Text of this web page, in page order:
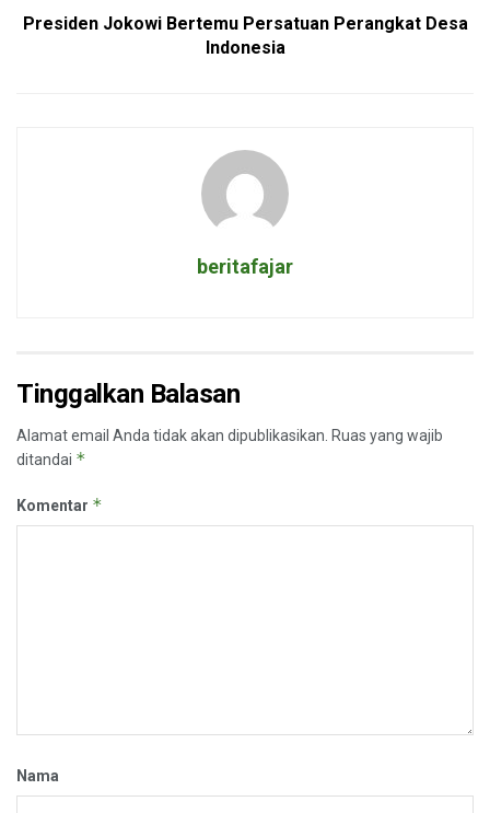
Presiden Jokowi Bertemu Persatuan Perangkat Desa
Indonesia
beritafajar
Tinggalkan Balasan
Alamat email Anda tidak akan dipublikasikan. Ruas yang wajib
ditandai *
Komentar *
Nama